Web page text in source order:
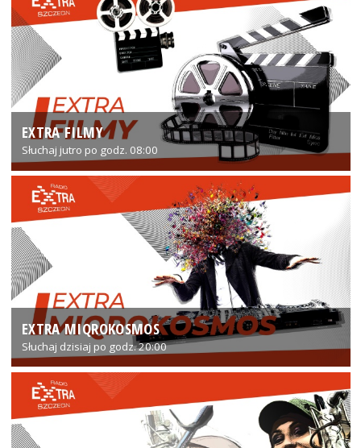
EXTRA FILMY
Słuchaj jutro po godz. 08:00
EXTRA MIQROKOSMOS
Słuchaj dzisiaj po godz. 20:00